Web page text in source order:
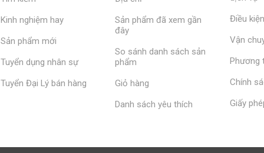
Kinh nghiệm hay
Sản phẩm mới
Tuyển dụng nhân sự
Tuyển Đại Lý bán hàng
Sản phẩm đã xem gần
đây
So sánh danh sách sản
phẩm
Giỏ hàng
Danh sách yêu thích
Điều
Vận
Phương
Chính
Giấy